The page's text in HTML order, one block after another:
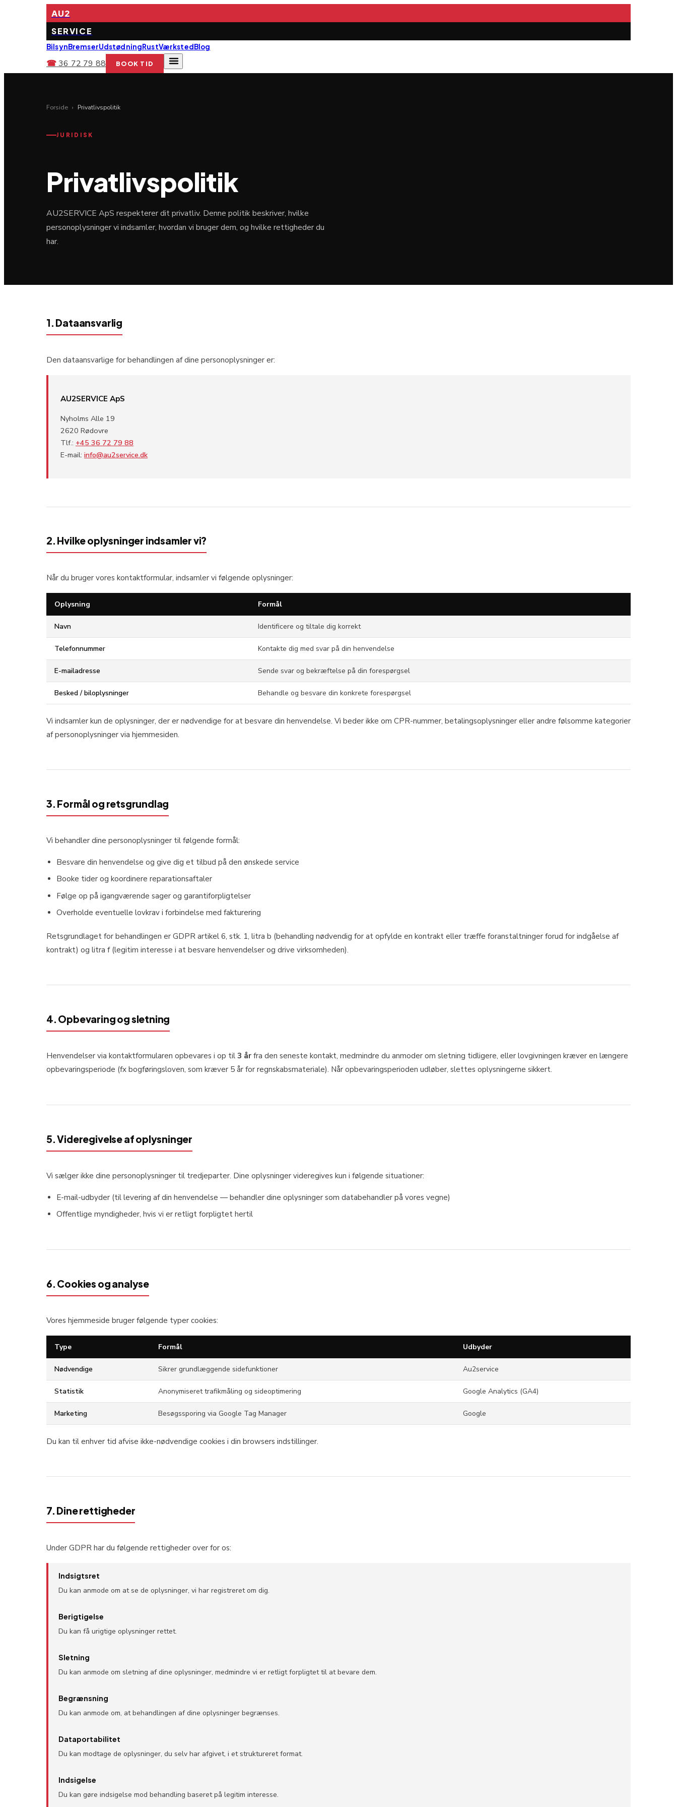
AU2
SERVICE
BilsynBremserUdstødningRustVærkstedBlog
☎36 72 79 88 BOOK TID
Forside › Privatlivspolitik
JURIDISK
Privatlivspolitik
AU2SERVICE ApS respekterer dit privatliv. Denne politik beskriver, hvilke
personoplysninger vi indsamler, hvordan vi bruger dem, og hvilke rettigheder du
har.
1. Dataansvarlig
Den dataansvarlige for behandlingen af dine personoplysninger er:
AU2SERVICE ApS
Nyholms Alle 19
2620 Rødovre
Tlf.: +45 36 72 79 88
E-mail: info@au2service.dk
2. Hvilke oplysninger indsamler vi?
Når du bruger vores kontaktformular, indsamler vi følgende oplysninger:
Oplysning Formål
Navn Identificere og tiltale dig korrekt
Telefonnummer Kontakte dig med svar på din henvendelse
E-mailadresse Sende svar og bekræftelse på din forespørgsel
Besked / biloplysninger Behandle og besvare din konkrete forespørgsel
Vi indsamler kun de oplysninger, der er nødvendige for at besvare din henvendelse. Vi beder ikke om CPR-nummer, betalingsoplysninger eller andre følsomme kategorier
af personoplysninger via hjemmesiden.
3. Formål og retsgrundlag
Vi behandler dine personoplysninger til følgende formål:
Besvare din henvendelse og give dig et tilbud på den ønskede service
Booke tider og koordinere reparationsaftaler
Følge op på igangværende sager og garantiforpligtelser
Overholde eventuelle lovkrav i forbindelse med fakturering
Retsgrundlaget for behandlingen er GDPR artikel 6, stk. 1, litra b (behandling nødvendig for at opfylde en kontrakt eller træffe foranstaltninger forud for indgåelse af
kontrakt) og litra f (legitim interesse i at besvare henvendelser og drive virksomheden).
4. Opbevaring og sletning
Henvendelser via kontaktformularen opbevares i op til 3 år fra den seneste kontakt, medmindre du anmoder om sletning tidligere, eller lovgivningen kræver en længere
opbevaringsperiode (fx bogføringsloven, som kræver 5 år for regnskabsmateriale). Når opbevaringsperioden udløber, slettes oplysningerne sikkert.
5. Videregivelse af oplysninger
Vi sælger ikke dine personoplysninger til tredjeparter. Dine oplysninger videregives kun i følgende situationer:
E-mail-udbyder (til levering af din henvendelse — behandler dine oplysninger som databehandler på vores vegne)
Offentlige myndigheder, hvis vi er retligt forpligtet hertil
6. Cookies og analyse
Vores hjemmeside bruger følgende typer cookies:
Type Formål Udbyder
Nødvendige Sikrer grundlæggende sidefunktioner Au2service
Statistik Anonymiseret trafikmåling og sideoptimering Google Analytics (GA4)
Marketing Besøgssporing via Google Tag Manager Google
Du kan til enhver tid afvise ikke-nødvendige cookies i din browsers indstillinger.
7. Dine rettigheder
Under GDPR har du følgende rettigheder over for os:
Indsigtsret
Du kan anmode om at se de oplysninger, vi har registreret om dig.
Berigtigelse
Du kan få urigtige oplysninger rettet.
Sletning
Du kan anmode om sletning af dine oplysninger, medmindre vi er retligt forpligtet til at bevare dem.
Begrænsning
Du kan anmode om, at behandlingen af dine oplysninger begrænses.
Dataportabilitet
Du kan modtage de oplysninger, du selv har afgivet, i et struktureret format.
Indsigelse
Du kan gøre indsigelse mod behandling baseret på legitim interesse.